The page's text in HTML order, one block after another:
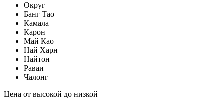
Округ
Банг Тао
Камала
Карон
Май Као
Най Харн
Найтон
Раваи
Чалонг
Цена от высокой до низкой